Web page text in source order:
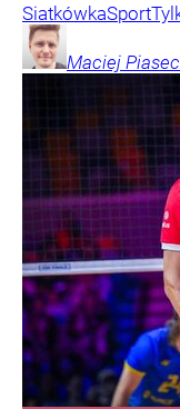
SiatkówkaSport
Maciej